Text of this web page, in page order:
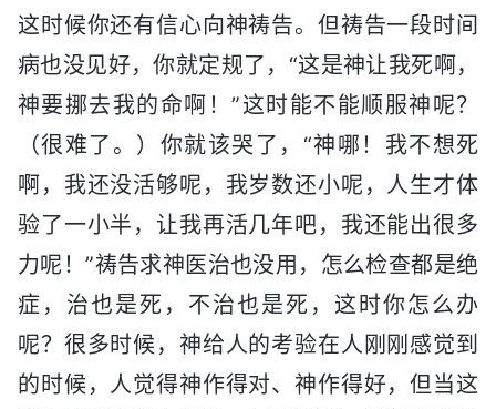
这时候你还有信心向神祷告。但祷告一段时间
病也没见好，你就定规了，“这是神让我死啊，
神要挪去我的命啊！”这时能不能顺服神呢？
（很难了。）你就该哭了，“神哪！我不想死
啊，我还没活够呢，我岁数还小呢，人生才体
验了一小半，让我再活几年吧，我还能出很多
力呢！”祷告求神医治也没用，怎么检查都是绝
症，治也是死，不治也是死，这时你怎么办
呢？很多时候，神给人的考验在人刚刚感觉到
的时候，人觉得神作得对、神作得好，但当这